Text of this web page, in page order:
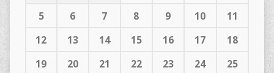
5
6 7 8 9 10
11
12
13 14 15 16 17
18
19
20 21 22 23 24 25